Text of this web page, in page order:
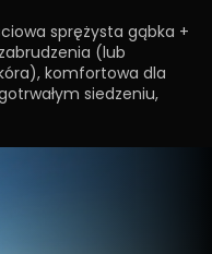
sprężysta gąbka +
(lub
komfortowa dla
siedzeniu,